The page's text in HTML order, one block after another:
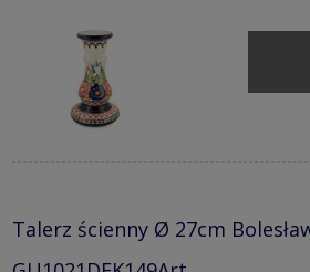
Talerz ścienny Ø 27cm